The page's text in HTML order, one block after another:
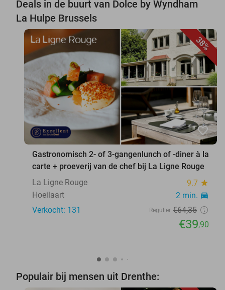
Deals in de buurt van Dolce by Wyndham
La Hulpe Brussels
38%
favorite_border
Gastronomisch 2- of 3-gangenlunch of -diner à la
carte + proeverij van de chef bij La Ligne Rouge
La Ligne Rouge
9.7 star
Hoeilaart 2 min. directions_car
Verkocht: 131 Regulier €64,35
€39,90
Populair bij mensen uit Drenthe: